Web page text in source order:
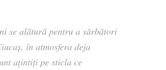
se alătură pentru a sărbători
în atmosfera deja
ațintiți pe sticla ce